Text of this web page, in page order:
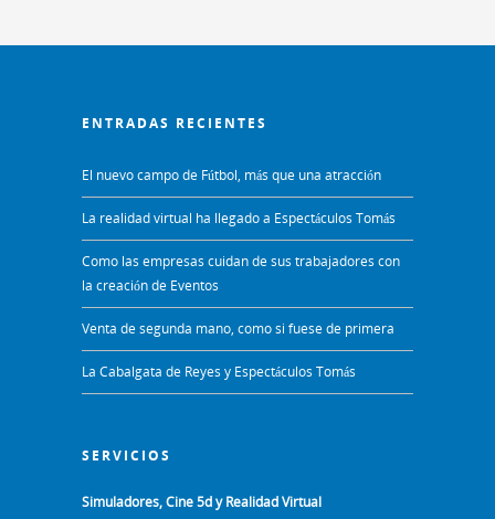
ENTRADAS RECIENTES
El nuevo campo de Fútbol, más que una atracción
La realidad virtual ha llegado a Espectáculos Tomás
Como las empresas cuidan de sus trabajadores con
la creación de Eventos
Venta de segunda mano, como si fuese de primera
La Cabalgata de Reyes y Espectáculos Tomás
SERVICIOS
Simuladores, Cine 5d y Realidad Virtual